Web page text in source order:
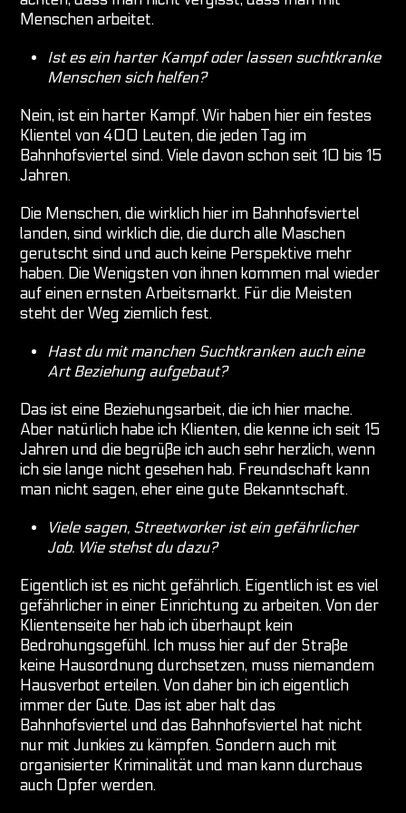
Menschen arbeitet.
Ist es ein harter Kampf oder lassen suchtkranke
Menschen sich helfen?
Nein, ist ein harter Kampf. Wir haben hier ein festes
Klientel von 400 Leuten, die jeden Tag im
Bahnhofsviertel sind. Viele davon schon seit 10 bis 15
Jahren.
Die Menschen, die wirklich hier im Bahnhofsviertel
landen, sind wirklich die, die durch alle Maschen
gerutscht sind und auch keine Perspektive mehr
haben. Die Wenigsten von ihnen kommen mal wieder
auf einen ernsten Arbeitsmarkt. Für die Meisten
steht der Weg ziemlich fest.
Hast du mit manchen Suchtkranken auch eine
Art Beziehung aufgebaut?
Das ist eine Beziehungsarbeit, die ich hier mache.
Aber natürlich habe ich Klienten, die kenne ich seit 15
Jahren und die begrüße ich auch sehr herzlich, wenn
ich sie lange nicht gesehen hab. Freundschaft kann
man nicht sagen, eher eine gute Bekanntschaft.
Viele sagen, Streetworker ist ein gefährlicher
Job. Wie stehst du dazu?
Eigentlich ist es nicht gefährlich. Eigentlich ist es viel
gefährlicher in einer Einrichtung zu arbeiten. Von der
Klientenseite her hab ich überhaupt kein
Bedrohungsgefühl. Ich muss hier auf der Straße
keine Hausordnung durchsetzen, muss niemandem
Hausverbot erteilen. Von daher bin ich eigentlich
immer der Gute. Das ist aber halt das
Bahnhofsviertel und das Bahnhofsviertel hat nicht
nur mit Junkies zu kämpfen. Sondern auch mit
organisierter Kriminalität und man kann durchaus
auch Opfer werden.